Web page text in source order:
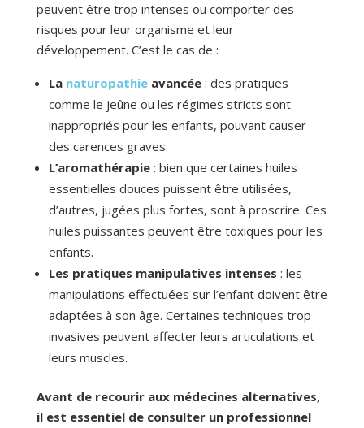
peuvent être trop intenses ou comporter des
risques pour leur organisme et leur
développement. C’est le cas de :
La naturopathieavancée : des pratiques
comme le jeûne ou les régimes stricts sont
inappropriés pour les enfants, pouvant causer
des carences graves.
L’aromathérapie: bien que certaines huiles
essentielles douces puissent être utilisées,
d’autres, jugées plus fortes, sont à proscrire. Ces
huiles puissantes peuvent être toxiques pour les
enfants.
Les pratiques manipulatives intenses : les
manipulations effectuées sur l’enfant doivent être
adaptées à son âge. Certaines techniques trop
invasives peuvent affecter leurs articulations et
leurs muscles.
Avant de recourir aux médecines alternatives,
il est essentiel de consulter un professionnel